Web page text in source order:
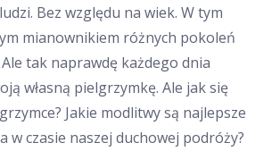
Bez względu na wiek. W tym
mianownikiem różnych pokoleń
tak naprawdę każdego dnia
własną pielgrzymkę. Ale jak się
Jakie modlitwy są najlepsze
w czasie naszej duchowej podróży?